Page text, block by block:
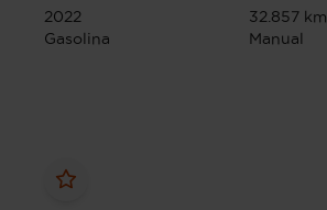
2022
32.857 km
Gasolina
Manual